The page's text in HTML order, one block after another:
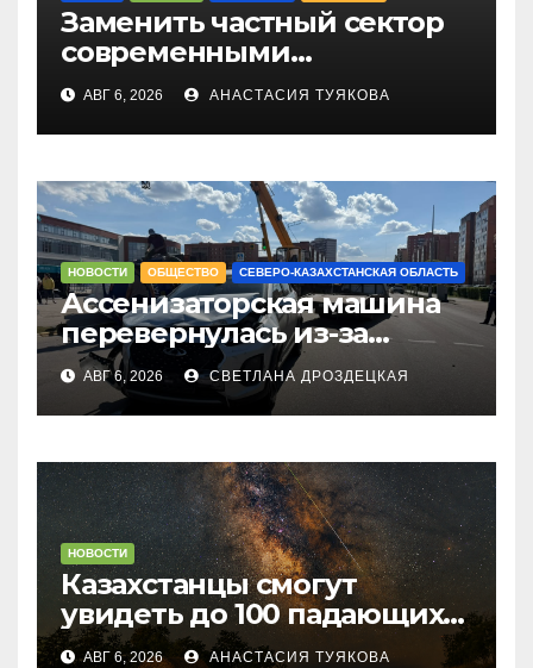
Заменить частный сектор
современными
многоэтажками хотят в
Петропавловске
АВГ 6, 2026 АНАСТАСИЯ ТУЯКОВА
НОВОСТИ ОБЩЕСТВО СЕВЕРО-КАЗАХСТАНСКАЯ ОБЛАСТЬ
Ассенизаторская машина
перевернулась из-за
столкновения с
легковушкой в
Петропавловске
АВГ 6, 2026 СВЕТЛАНА ДРОЗДЕЦКАЯ
НОВОСТИ
Казахстанцы смогут
увидеть до 100 падающих
звезд в час
АВГ 6, 2026 АНАСТАСИЯ ТУЯКОВА